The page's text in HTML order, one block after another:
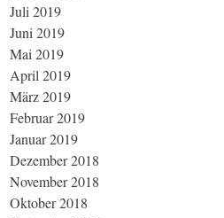
Juli 2019
Juni 2019
Mai 2019
April 2019
März 2019
Februar 2019
Januar 2019
Dezember 2018
November 2018
Oktober 2018